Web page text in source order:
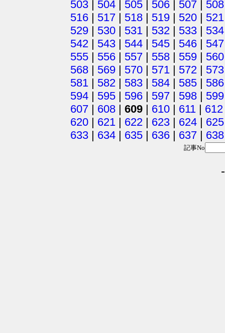
503 | 504 | 505 | 506 | 507 | 508
516 | 517 | 518 | 519 | 520 | 521
529 | 530 | 531 | 532 | 533 | 534
542 | 543 | 544 | 545 | 546 | 547
555 | 556 | 557 | 558 | 559 | 560
568 | 569 | 570 | 571 | 572 | 573
581 | 582 | 583 | 584 | 585 | 586
594 | 595 | 596 | 597 | 598 | 599
607 | 608 | 609 | 610 | 611 | 612
620 | 621 | 622 | 623 | 624 | 625
633 | 634 | 635 | 636 | 637 | 638
記事No